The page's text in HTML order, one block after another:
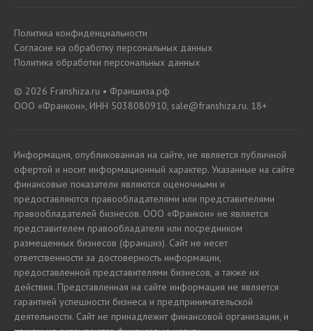
Политика конфиденциальности
Согласие на обработку персональных данных
Политика обработки персональных данных
© 2026 Franshiza.ru • Франшиза.рф
ООО «Франкон», ИНН 5038080910, sale@franshiza.ru. 18+
Информация, опубликованная на сайте, не является публичной
офертой и носит информационный характер. Указанные на сайте
финансовые показатели являются оценочными и
предоставляются правообладателями или представителями
правообладателей бизнесов. ООО «Франкон» не является
представителем правообладателя или посредником
размещенных бизнесов (франшиз). Сайт не несет
ответственности за достоверность информации,
предоставленной представителями бизнесов, а также их
действия. Представленная на сайте информация не является
гарантией успешности бизнеса и предпринимательской
деятельности. Сайт не принадлежит финансовой организации, и